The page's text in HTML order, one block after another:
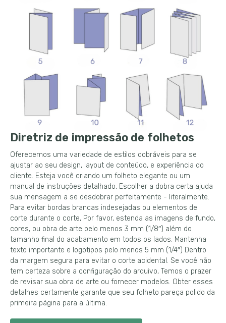
Diretriz de impressão de folhetos
Oferecemos uma variedade de estilos dobráveis ​​para se
ajustar ao seu design, layout de conteúdo, e experiência do
cliente. Esteja você criando um folheto elegante ou um
manual de instruções detalhado, Escolher a dobra certa ajuda
sua mensagem a se desdobrar perfeitamente - literalmente.
Para evitar bordas brancas indesejadas ou elementos de
corte durante o corte, Por favor, estenda as imagens de fundo,
cores, ou obra de arte pelo menos 3 mm (1/8″) além do
tamanho final do acabamento em todos os lados. Mantenha
texto importante e logotipos pelo menos 5 mm (1/4″) Dentro
da margem segura para evitar o corte acidental. Se você não
tem certeza sobre a configuração do arquivo, Temos o prazer
de revisar sua obra de arte ou fornecer modelos. Obter esses
detalhes certamente garante que seu folheto pareça polido da
primeira página para a última.